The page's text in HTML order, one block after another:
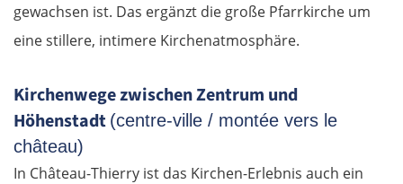
gewachsen ist. Das ergänzt die große Pfarrkirche um
eine stillere, intimere Kirchenatmosphäre.
Kirchenwege zwischen Zentrum und
Höhenstadt (centre-ville / montée vers le
château)
In Château-Thierry ist das Kirchen-Erlebnis auch ein
Korinth
Mesolongi
Arta